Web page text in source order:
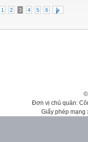
1 2 3 4 5 6
Đơn vị chủ quản:
Giấy phép mạng